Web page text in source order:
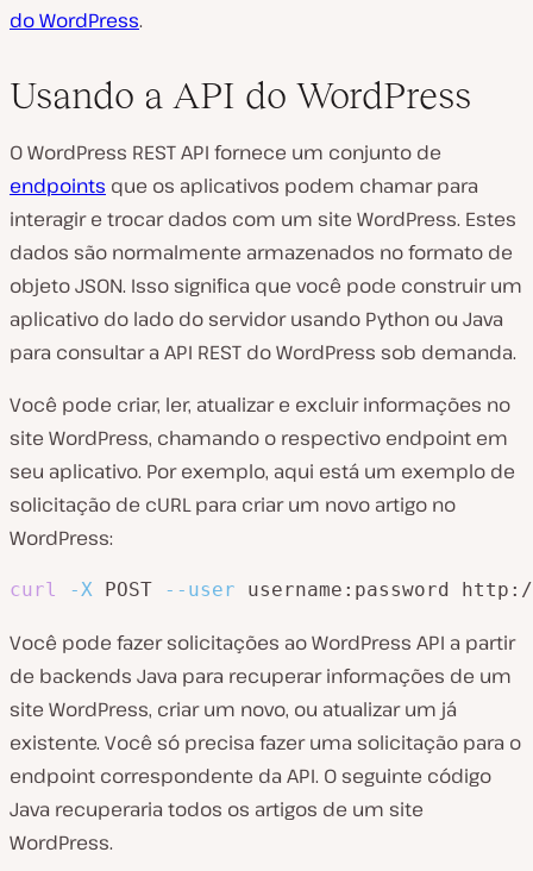
do WordPress.
Usando a API do WordPress
O WordPress REST API fornece um conjunto de
endpoints que os aplicativos podem chamar para
interagir e trocar dados com um site WordPress. Estes
dados são normalmente armazenados no formato de
objeto JSON. Isso significa que você pode construir um
aplicativo do lado do servidor usando Python ou Java
para consultar a API REST do WordPress sob demanda.
Você pode criar, ler, atualizar e excluir informações no
site WordPress, chamando o respectivo endpoint em
seu aplicativo. Por exemplo, aqui está um exemplo de
solicitação de cURL para criar um novo artigo no
WordPress:
curl -X POST --user username:password
Você pode fazer solicitações ao WordPress API a partir
de backends Java para recuperar informações de um
site WordPress, criar um novo, ou atualizar um já
existente. Você só precisa fazer uma solicitação para o
endpoint correspondente da API. O seguinte código
Java recuperaria todos os artigos de um site
WordPress.